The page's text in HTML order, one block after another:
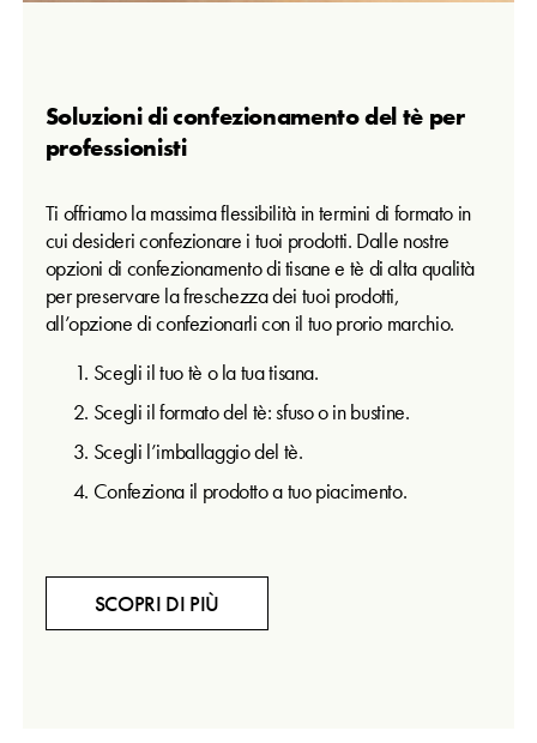
Soluzioni di confezionamento del tè per
professionisti
Ti offriamo la massima flessibilità in termini di formato in
cui desideri confezionare i tuoi prodotti. Dalle nostre
opzioni di confezionamento di tisane e tè di alta qualità
per preservare la freschezza dei tuoi prodotti,
all’opzione di confezionarli con il tuo prorio marchio.
Scegli il tuo tè o la tua tisana.
Scegli il formato del tè: sfuso o in bustine.
Scegli l’imballaggio del tè.
Confeziona il prodotto a tuo piacimento.
SCOPRI DI PIÙ